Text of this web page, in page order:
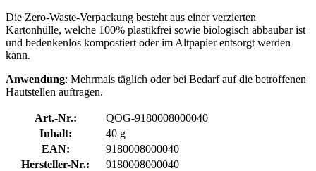
Die Zero-Waste-Verpackung besteht aus einer verzierten
Kartonhülle, welche 100% plastikfrei sowie biologisch abbaubar ist
und bedenkenlos kompostiert oder im Altpapier entsorgt werden
kann.
Anwendung: Mehrmals täglich oder bei Bedarf auf die betroffenen
Hautstellen auftragen.
Art.-Nr.:
QOG-9180008000040
Inhalt:
40 g
EAN:
9180008000040
Hersteller-Nr.:
9180008000040